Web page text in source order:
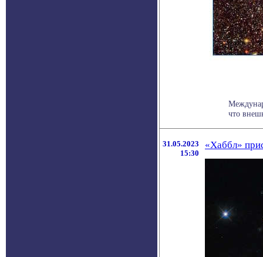
что
31.05.2023
15:30
«Хаббл»